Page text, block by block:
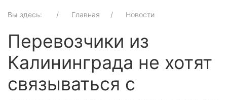
Вы здесь: Главная Новости
Перевозчики из
Калининграда не хотят
связываться с